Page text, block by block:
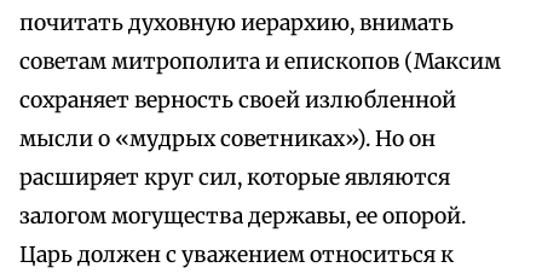
почитать духовную иерархию, внимать
советам митрополита и епископов (Максим
сохраняет верность своей излюбленной
мысли о «мудрых советниках»). Но он
расширяет круг сил, которые являются
залогом могущества державы, ее опорой.
Царь должен с уважением относиться к